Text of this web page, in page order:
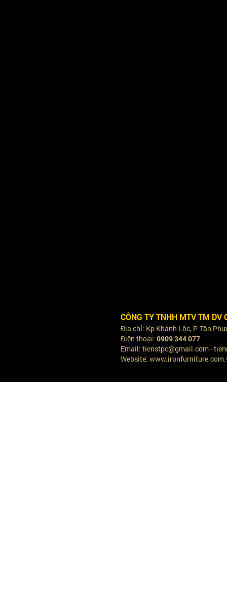
CÔNG TY TNHH MTV TM DV
Địa chỉ: Kp Khánh Lộc, P. Tân
Điện thoại: 0909 344 077
Email: tienstpc@gmail.com -
Website: